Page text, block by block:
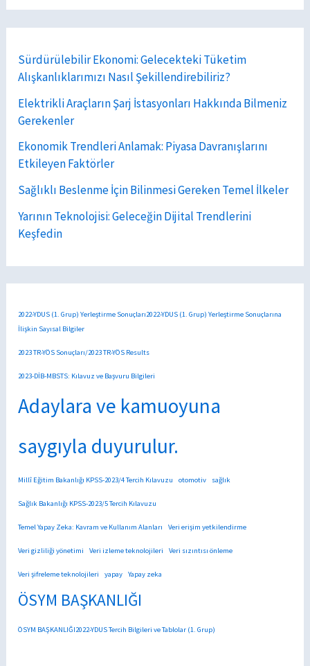
Sürdürülebilir Ekonomi: Gelecekteki Tüketim
Alışkanlıklarımızı Nasıl Şekillendirebiliriz?
Elektrikli Araçların Şarj İstasyonları Hakkında Bilmeniz
Gerekenler
Ekonomik Trendleri Anlamak: Piyasa Davranışlarını
Etkileyen Faktörler
Sağlıklı Beslenme İçin Bilinmesi Gereken Temel İlkeler
Yarının Teknolojisi: Geleceğin Dijital Trendlerini
Keşfedin
2022-YDUS (1. Grup) Yerleştirme Sonuçları2022-YDUS (1. Grup) Yerleştirme Sonuçlarına
İlişkin Sayısal Bilgiler
2023 TR-YÖS Sonuçları/2023 TR-YÖS Results
2023-DİB-MBSTS: Kılavuz ve Başvuru Bilgileri
Adaylara ve kamuoyuna
saygıyla duyurulur.
Millî Eğitim Bakanlığı KPSS-2023/4 Tercih Kılavuzu otomotiv sağlık
Sağlık Bakanlığı KPSS-2023/5 Tercih Kılavuzu
Temel Yapay Zeka: Kavram ve Kullanım Alanları Veri erişim yetkilendirme
Veri gizliliği yönetimi Veri izleme teknolojileri Veri sızıntısı önleme
Veri şifreleme teknolojileri yapay Yapay zeka
ÖSYM BAŞKANLIĞI
ÖSYM BAŞKANLIĞI2022-YDUS Tercih Bilgileri ve Tablolar (1. Grup)